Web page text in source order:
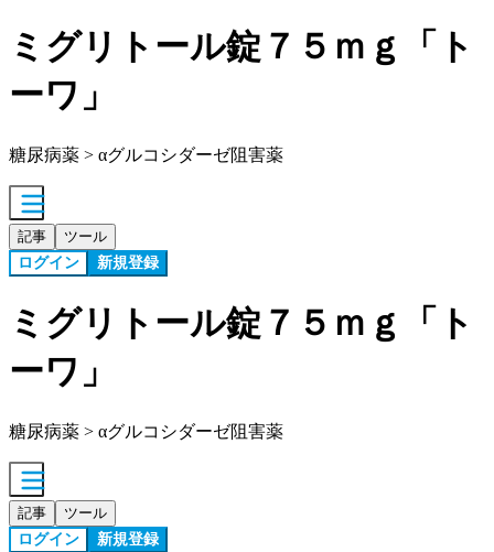
ミグリトール錠７５ｍｇ「ト
ーワ」
糖尿病薬 > αグルコシダーゼ阻害薬
記事 ツール
ログイン 新規登録
ミグリトール錠７５ｍｇ「ト
ーワ」
糖尿病薬 > αグルコシダーゼ阻害薬
記事 ツール
ログイン 新規登録